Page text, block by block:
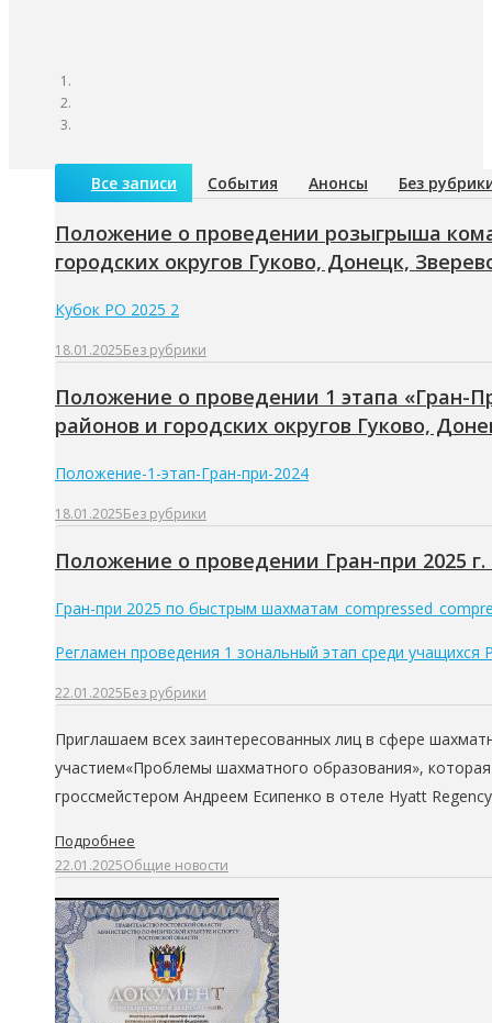
Все записи События Анонсы Без
Положение о проведении розыгрыша
городских округов Гуково, Донецк,
Кубок РО 2025 2
18.01.2025Без рубрики
Положение о проведении 1 этапа «Гран-
районов и городских округов Гуково,
Положение-1-этап-Гран-при-2024
18.01.2025Без рубрики
Положение о проведении Гран-при 2025
Гран-при 2025 по быстрым
Регламен проведения 1 зональный этап среди учащихся
22.01.2025Без рубрики
Приглашаем всех заинтересованных лиц в сфере
участием«Проблемы шахматного образования»,
гроссмейстером Андреем Есипенко в отеле Hyatt
Подробнее
22.01.2025Общие новости